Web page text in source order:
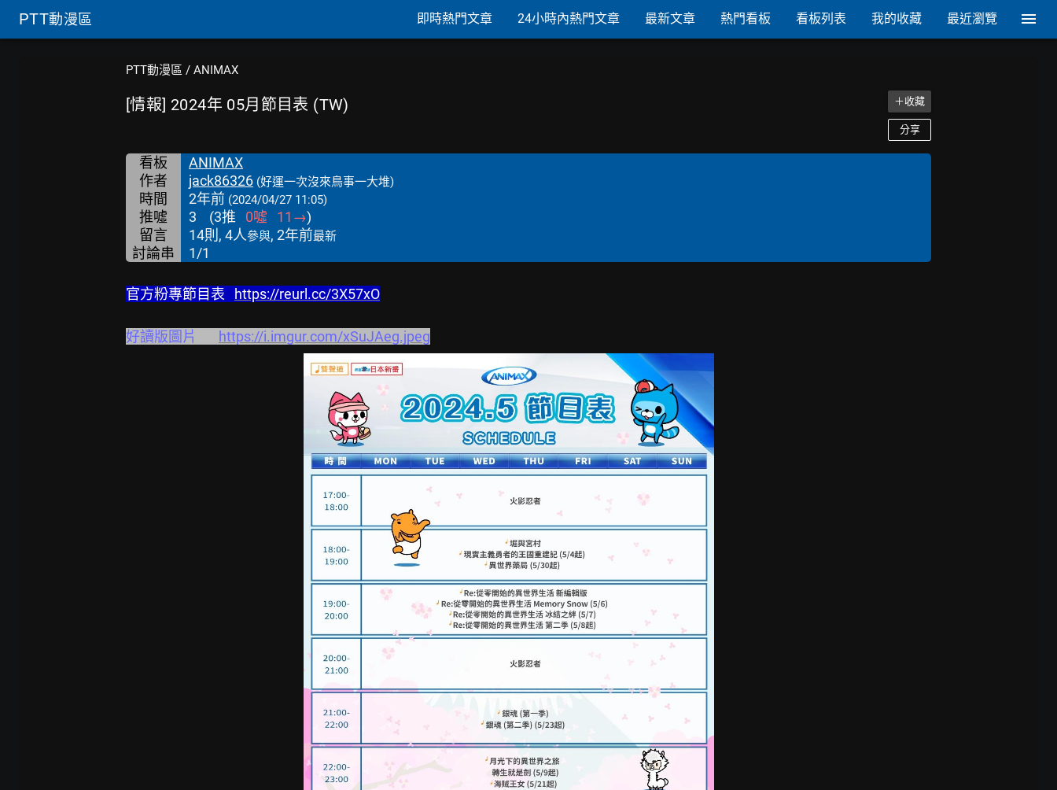
PTT動漫區 即時熱門文章 24小時內熱門文章 最新文章 熱門看板 看板列表 我的收藏 最近瀏覽
PTT動漫區 / ANIMAX
[情報] 2024年 05月節目表 (TW) ＋收藏
分享
看板
ANIMAX
作者
jack86326 (好運一次沒來鳥事一大堆)
時間 2年前 (2024/04/27 11:05)
推噓 3 (3推 0噓 11 →)
留言
14則, 4人參與, 2年前最新
討論串 1/1
官方粉專節目表 https://reurl.cc/3X57xO
好讀版圖片 https://i.imgur.com/xSuJAeg.jpeg